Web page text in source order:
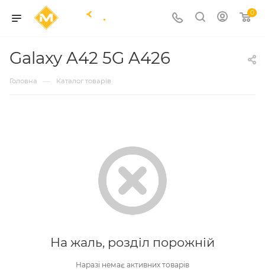
0
Galaxy A42 5G A426
Головна — Каталог товарів
На жаль, розділ порожній
Наразі немає активних товарів